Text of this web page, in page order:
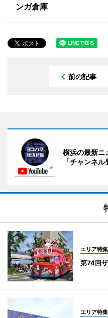
ンガ倉庫
前の記事
横浜の最新ニ
「チャンネ
エリア特集
第74回
エリア特集